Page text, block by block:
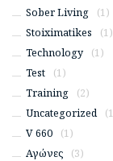
Sober Living
(1)
Stoiximatikes
(1)
Technology
(1)
Test
(1)
Training
(2)
Uncategorized
V 660
(1)
Αγώνες
(3)